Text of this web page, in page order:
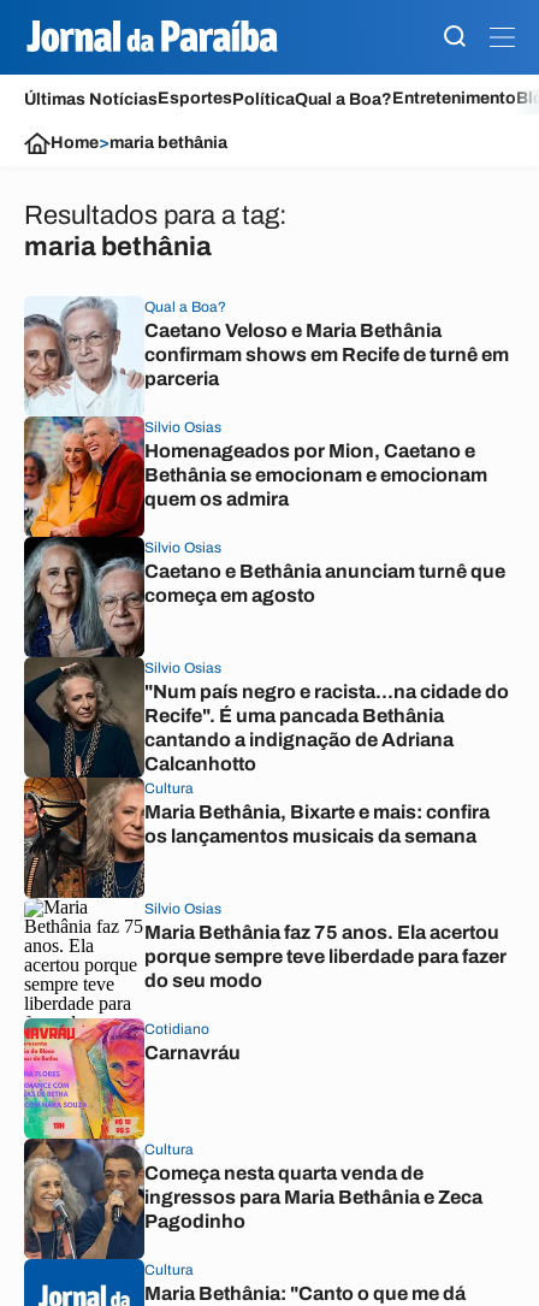
Últimas NotíciasEsportesPolíticaQual a Boa?Entretenimento
Home>maria bethânia
Resultados para a tag:
maria bethânia
Qual a Boa?
Caetano Veloso e Maria Bethânia
confirmam shows em Recife de turnê em
parceria
Silvio Osias
Homenageados por Mion, Caetano e
Bethânia se emocionam e emocionam
quem os admira
Silvio Osias
Caetano e Bethânia anunciam turnê que
começa em agosto
Silvio Osias
"Num país negro e racista...na cidade do
Recife". É uma pancada Bethânia
cantando a indignação de Adriana
Calcanhotto
Cultura
Maria Bethânia, Bixarte e mais: confira
os lançamentos musicais da semana
Silvio Osias
Maria Bethânia faz 75 anos. Ela acertou
porque sempre teve liberdade para fazer
do seu modo
Cotidiano
Carnavráu
Cultura
Começa nesta quarta venda de
ingressos para Maria Bethânia e Zeca
Pagodinho
Cultura
Maria Bethânia: "Canto o que me dá